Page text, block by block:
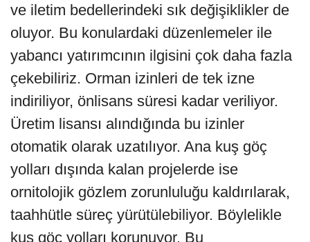
ve iletim bedellerindeki sık değişiklikler de
oluyor. Bu konulardaki düzenlemeler ile
yabancı yatırımcının ilgisini çok daha fazla
çekebiliriz. Orman izinleri de tek izne
indiriliyor, önlisans süresi kadar veriliyor.
Üretim lisansı alındığında bu izinler
otomatik olarak uzatılıyor. Ana kuş göç
yolları dışında kalan projelerde ise
ornitolojik gözlem zorunluluğu kaldırılarak,
taahhütle süreç yürütülebiliyor. Böylelikle
kuş göç yolları korunuyor. Bu